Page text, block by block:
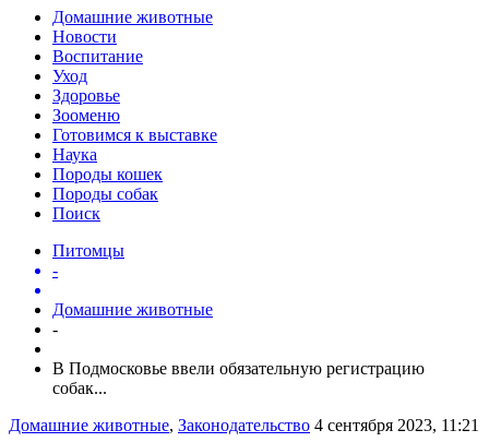
Домашние животные
Новости
Воспитание
Уход
Здоровье
Зооменю
Готовимся к выставке
Наука
Породы кошек
Породы собак
Поиск
Питомцы
-
Домашние животные
-
В Подмосковье ввели обязательную регистрацию
собак...
Домашние животные, Законодательство 4 сентября 2023, 11:21